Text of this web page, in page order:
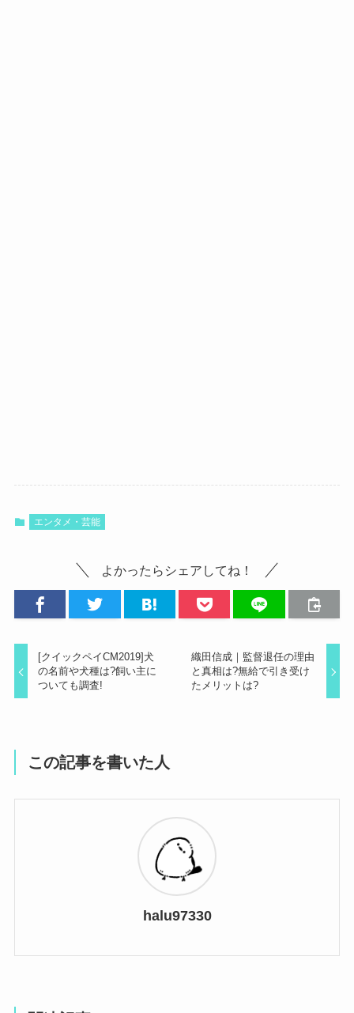
エンタメ・芸能
よかったらシェアしてね！
[クイックペイCM2019]犬
の名前や犬種は?飼い主に
ついても調査!
織田信成｜監督退任の理由
と真相は?無給で引き受け
たメリットは?
この記事を書いた人
halu97330